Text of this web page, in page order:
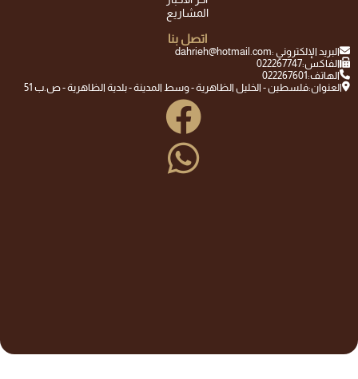
المشاريع
اتصل بنا
البريد الإلكتروني :dahrieh@hotmail.com
الفاكس:022267747
الهاتف:022267601
العنوان:فلسطين - الخليل الظاهرية - وسط المدينة - بلدية الظاهرية - ص.ب 51